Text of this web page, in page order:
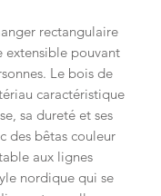
rectangulaire
extensible pouvant
Le bois de
caractéristique
sa dureté et ses
des bêtas couleur
aux lignes
nordique qui se